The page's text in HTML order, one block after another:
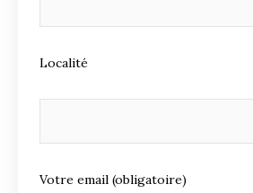
Localité
Votre email (obligatoire)